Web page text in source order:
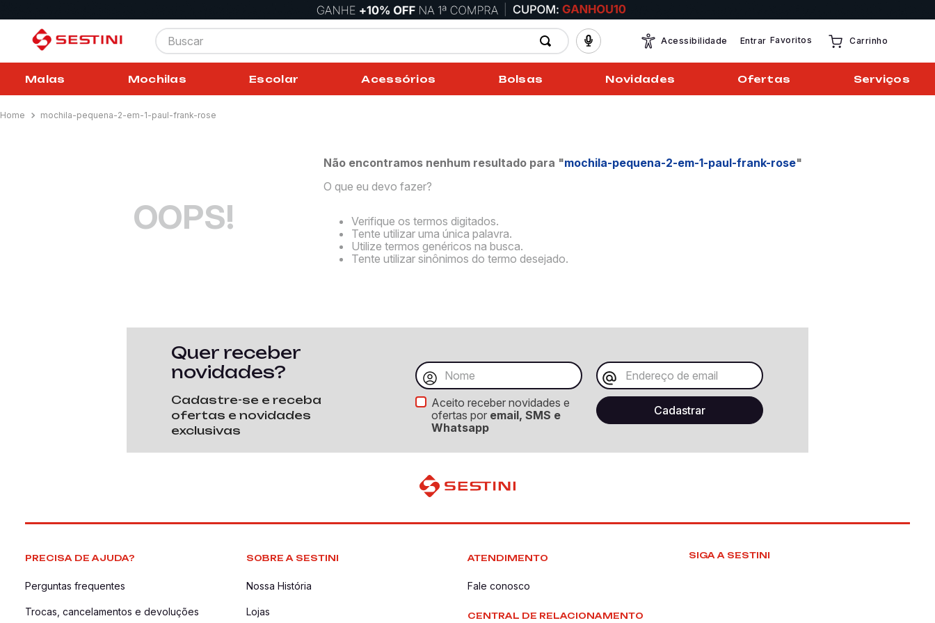
Buscar
Acessibilidade Entrar Favoritos Carrinho
Malas Mochilas Escolar Acessórios Bolsas Novidades Ofertas Serviços
mochila-pequena-2-em-1-paul-frank-rose
OOPS!
Não encontramos nenhum resultado para "mochila-pequena-2-em-1-paul-frank-rose"
O que eu devo fazer?
Verifique os termos digitados.
Tente utilizar uma única palavra.
Utilize termos genéricos na busca.
Tente utilizar sinônimos do termo desejado.
Quer receber
novidades?
Cadastre-se e receba
ofertas e novidades
exclusivas
Aceito receber novidades e
ofertas por email, SMS e
Whatsapp
PRECISA DE AJUDA?
Perguntas frequentes
Trocas, cancelamentos e devoluções
SOBRE A SESTINI
Nossa História
Lojas
ATENDIMENTO
Fale conosco
CENTRAL DE RELACIONAMENTO
SIGA A SESTINI